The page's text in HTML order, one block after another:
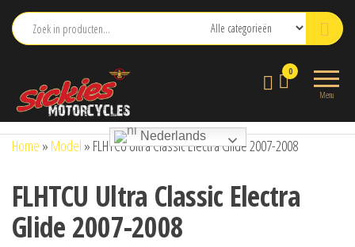
naar
Menu
0
Nederlands
Home » Model » FLHTCU Ultra Classic Electra Glide 2007-2008
FLHTCU Ultra Classic Electra
Glide 2007-2008